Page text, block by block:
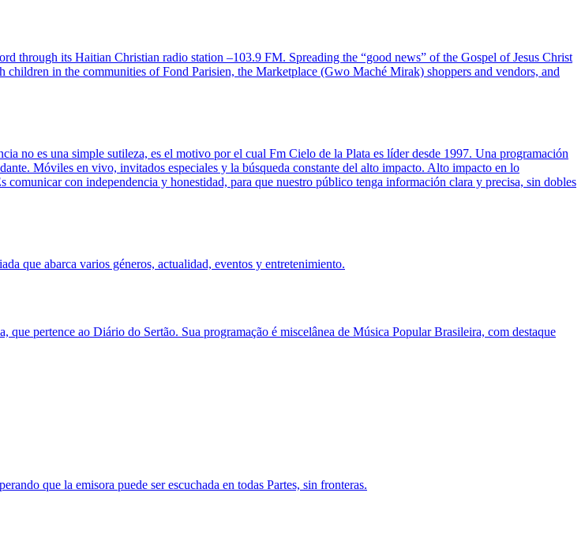
through its Haitian Christian radio station –103.9 FM. Spreading the “good news” of the Gospel of Jesus Christ
in the communities of Fond Parisien, the Marketplace (Gwo Maché Mirak) shoppers and vendors, and
no es una simple sutileza, es el motivo por el cual Fm Cielo de la Plata es líder desde 1997. Una programación
Móviles en vivo, invitados especiales y la búsqueda constante del alto impacto. Alto impacto en lo
con independencia y honestidad, para que nuestro público tenga información clara y precisa, sin dobles
que abarca varios géneros, actualidad, eventos y entretenimiento.
pertence ao Diário do Sertão. Sua programação é miscelânea de Música Popular Brasileira, com destaque
que la emisora puede ser escuchada en todas Partes, sin fronteras.